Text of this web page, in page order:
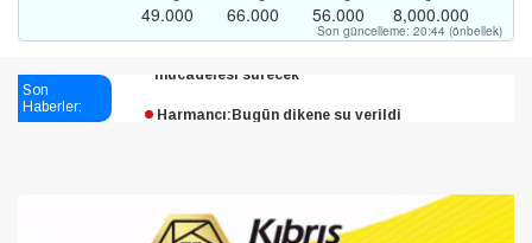
Son
Haberler:
Esendağlı:Adıyaman’daki süreç sona erdi, hukuk
Harmancı:Bugün dikene su verildi
Derneği:Vicdanlarınız tutsak, kalemleriniz esir